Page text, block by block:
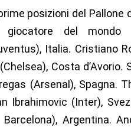
posizioni del Pallone
giocatore del mondo
Italia. Cristiano
Costa d’Avorio.
(Arsenal), Spagna.
Ibrahimovic (Inter),
Argentina.